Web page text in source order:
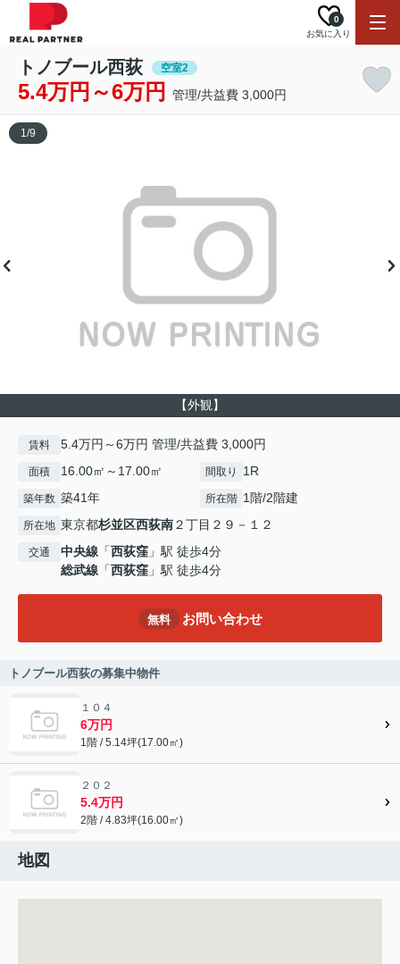
お気に入り
0
トノブール西荻 空室2
5.4万円～6万円 管理/共益費 3,000円
【外観】
1/9
賃料 5.4万円～6万円 管理/共益費 3,000円
面積 16.00㎡～17.00㎡ 間取り 1R
築年数 築41年 所在階 1階/2階建
所在地 東京都杉並区西荻南２丁目２９－１２
交通 中央線 「西荻窪 」駅 徒歩4分
総武線 「西荻窪 」駅 徒歩4分
無料 お問い合わせ
トノブール西荻の募集中物件
１０４
6万円
1階 / 5.14坪(17.00㎡)
２０２
5.4万円
2階 / 4.83坪(16.00㎡)
地図